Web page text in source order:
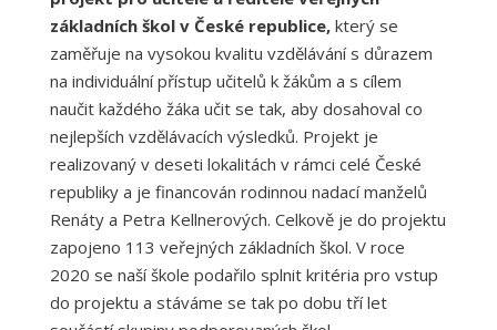
základních škol v České republice,který se
zaměřuje na vysokou kvalitu vzdělávání s důrazem
na individuální přístup učitelů k žákům a s cílem
naučit každého žáka učit se tak, aby dosahoval co
nejlepších vzdělávacích výsledků. Projekt je
realizovaný v deseti lokalitách v rámci celé České
republiky a je financován rodinnou nadací manželů
Renáty a Petra Kellnerových. Celkově je do projektu
zapojeno 113 veřejných základních škol. V roce
2020 se naší škole podařilo splnit kritéria pro vstup
do projektu a stáváme se tak po dobu tří let